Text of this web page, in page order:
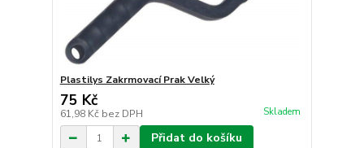
Plastilys Zakrmovací Prak Velký
75 Kč
61,98 Kč bez DPH Skladem
Přidat do košíku